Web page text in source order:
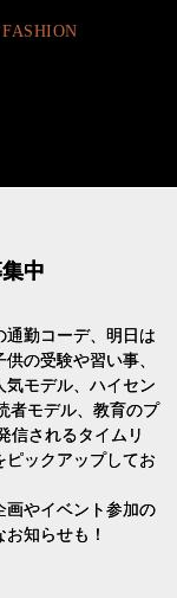
中
通勤コーデ、明日は
の受験や習い事、
気モデル、ハイセン
者モデル、教育のプ
信されるタイムリ
ピックアップしてお
画やイベント参加の
お知らせも！